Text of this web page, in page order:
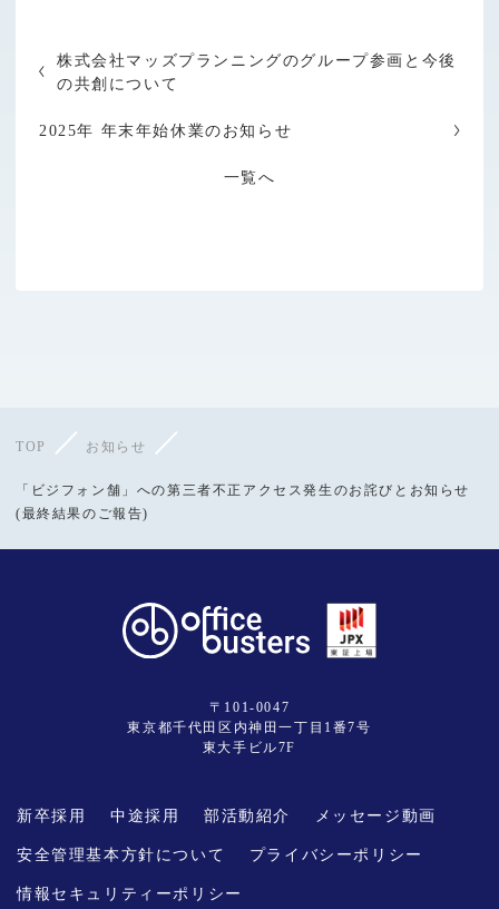
株式会社マッズプランニングのグループ参画と今後
の共創について
一覧へ
2025年 年末年始休業のお知らせ
TOP お知らせ
「ビジフォン舗」への第三者不正アクセス発生のお詫びとお知らせ
(最終結果のご報告)
〒101-0047
東京都千代田区内神田一丁目1番7号
東大手ビル7F
新卒採用 中途採用 部活動紹介 メッセージ動画
安全管理基本方針について プライバシーポリシー
情報セキュリティーポリシー